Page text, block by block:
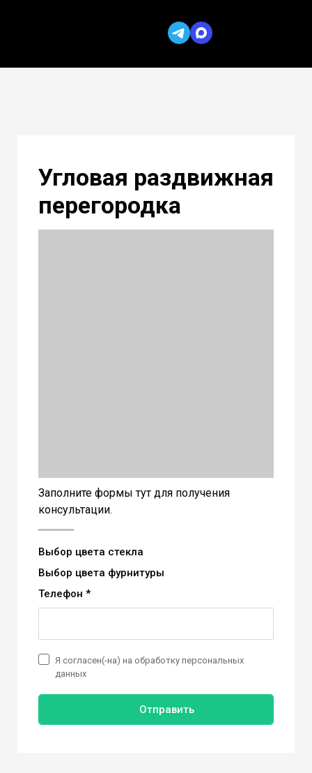
Угловая раздвижная
перегородка
Заполните формы тут для получения
консультации.
Выбор цвета стекла
Выбор цвета фурнитуры
Телефон *
Отправить
Я согласен(-на) на обработку персональных
данных